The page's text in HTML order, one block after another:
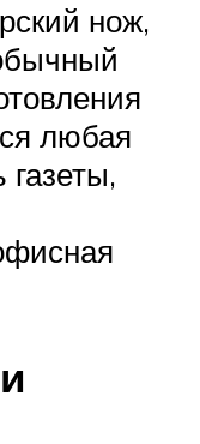
нож,
любая